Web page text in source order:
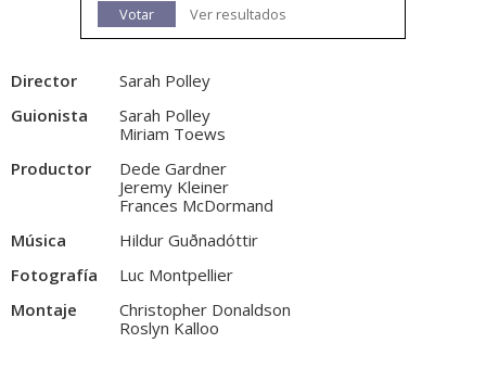
Votar
Ver resultados
Director
Sarah Polley
Guionista
Sarah Polley
Miriam Toews
Productor
Dede Gardner
Jeremy Kleiner
Frances McDormand
Música
Hildur Guðnadóttir
Fotografía
Luc Montpellier
Montaje
Christopher Donaldson
Roslyn Kalloo